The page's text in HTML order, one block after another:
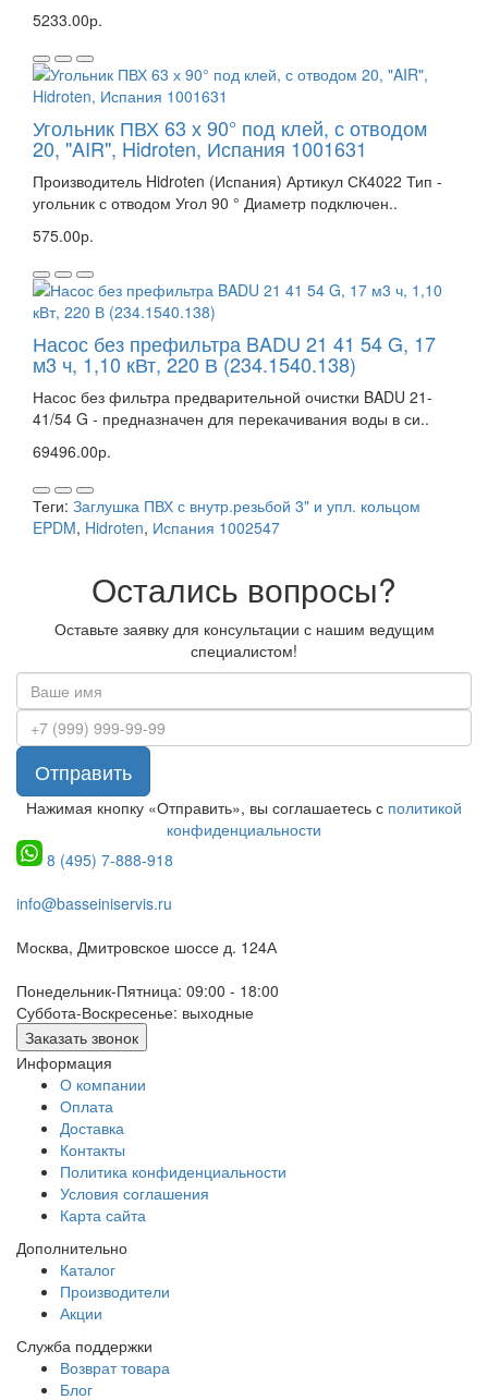
5233.00р.
Угольник ПВХ 63 х 90° под клей, с отводом
20, "AIR", Hidroten, Испания 1001631
Производитель Hidroten (Испания) Артикул СК4022 Тип -
угольник с отводом Угол 90 ° Диаметр подключен..
575.00р.
Насос без префильтра BADU 21 41 54 G, 17
м3 ч, 1,10 кВт, 220 В (234.1540.138)
Насос без фильтра предварительной очистки BADU 21-
41/54 G - предназначен для перекачивания воды в си..
69496.00р.
Теги: Заглушка ПВХ с внутр.резьбой 3" и упл. кольцом
EPDM, Hidroten, Испания 1002547
Остались вопросы?
Оставьте заявку для консультации с нашим ведущим
специалистом!
Отправить
Нажимая кнопку «Отправить», вы соглашаетесь с политикой
конфиденциальности
8 (495) 7-888-918
info@basseiniservis.ru
Москва, Дмитровское шоссе д. 124А
Понедельник-Пятница: 09:00 - 18:00
Суббота-Воскресенье: выходные
Заказать звонок
Информация
О компании
Оплата
Доставка
Контакты
Политика конфиденциальности
Условия соглашения
Карта сайта
Дополнительно
Каталог
Производители
Акции
Служба поддержки
Возврат товара
Блог